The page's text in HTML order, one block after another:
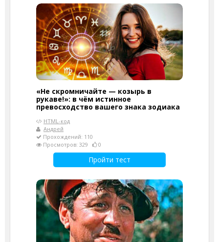
«Не скромничайте — козырь в
рукаве!»: в чём истинное
превосходство вашего знака зодиака
HTML-код
Андрей
Прохождений: 110
Просмотров: 329
0
Пройти тест